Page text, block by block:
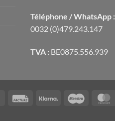
Téléphone / WhatsApp :
0032 (0)479.243.147
TVA : BE0875.556.939
Cash
Facture Klarna Maestro